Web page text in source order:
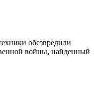
обезвредили
войны, найденный